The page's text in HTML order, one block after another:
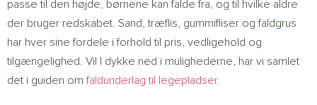
passe til den højde, børnene kan falde fra, og til hvilke aldre
der bruger redskabet. Sand, træflis, gummifliser og faldgrus
har hver sine fordele i forhold til pris, vedligehold og
tilgængelighed. Vil I dykke ned i mulighederne, har vi samlet
det i guiden omfaldunderlag til legepladser.